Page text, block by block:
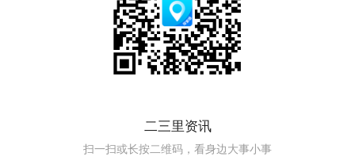
二三里资讯
扫一扫或长按二维码，看身边大事小事